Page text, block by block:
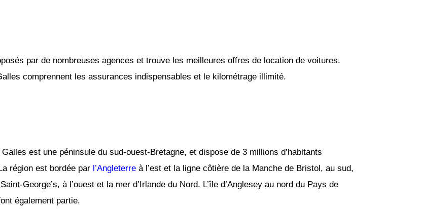
par de nombreuses agences et trouve les meilleures offres de location de voitures.
comprennent les assurances indispensables et le kilométrage illimité.
est une péninsule du sud-ouest-Bretagne, et dispose de 3 millions d’habitants
région est bordée par l’Angleterre à l’est et la ligne côtière de la Manche de Bristol, au sud,
George’s, à l’ouest et la mer d’Irlande du Nord. L’île d’Anglesey au nord du Pays de
également partie.